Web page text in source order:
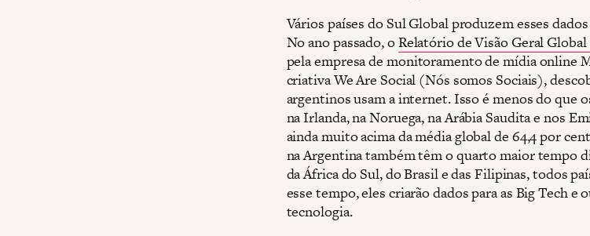
Vários países do Sul Global produzem esses
No ano passado, oRelatório de Visão Geral
pela empresa de monitoramento de mídia online
criativa We Are Social (Nós somos Sociais),
argentinos usam a internet. Isso é menos do que
na Irlanda, na Noruega, na Arábia Saudita e nos
ainda muito acima da média global de 64,4 por
na Argentina também têm o quarto maior tempo
da África do Sul, do Brasil e das Filipinas, todos
esse tempo, eles criarão dados para as Big Tech e
tecnologia.